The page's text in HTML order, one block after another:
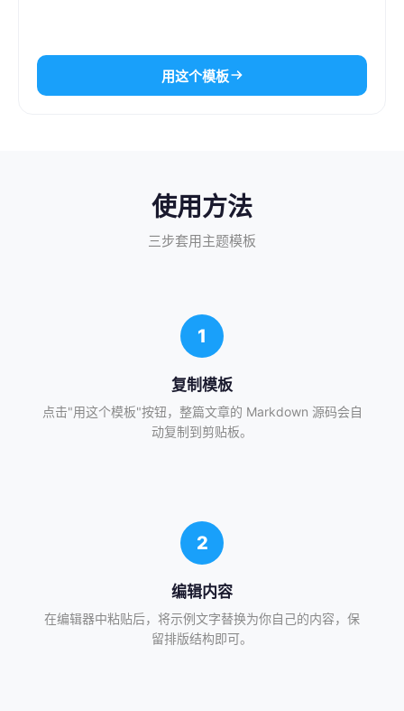
用这个模板
使用方法
三步套用主题模板
1
复制模板
点击"用这个模板"按钮，整篇文章的 Markdown 源码会自
动复制到剪贴板。
2
编辑内容
在编辑器中粘贴后，将示例文字替换为你自己的内容，保
留排版结构即可。